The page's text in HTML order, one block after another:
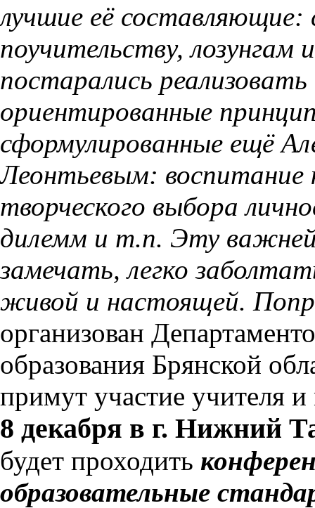
лучшие её составляющие:
поучительству,
постарались
ориентированные
сформулированные ещё
Леонтьевым: воспитание
творческого выбора
дилемм и т.п. Эту
замечать, легко
живой и настоящей.
организован
образования Брянской
примут участие учителя
8 декабря в г. Нижний
будет проходить
образовательные